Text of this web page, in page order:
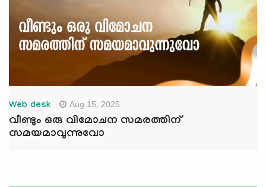
Web desk Aug 15, 2025
വീണ്ടും ഒരു വിമോചന സമരത്തിന്
സമയമാവുന്നുവോ